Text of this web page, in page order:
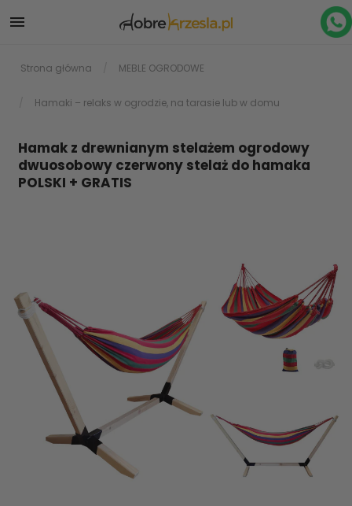

Strona główna MEBLE OGRODOWE
Hamaki – relaks w ogrodzie, na tarasie lub w domu
Hamak z drewnianym stelażem ogrodowy
dwuosobowy czerwony stelaż do hamaka
POLSKI + GRATIS